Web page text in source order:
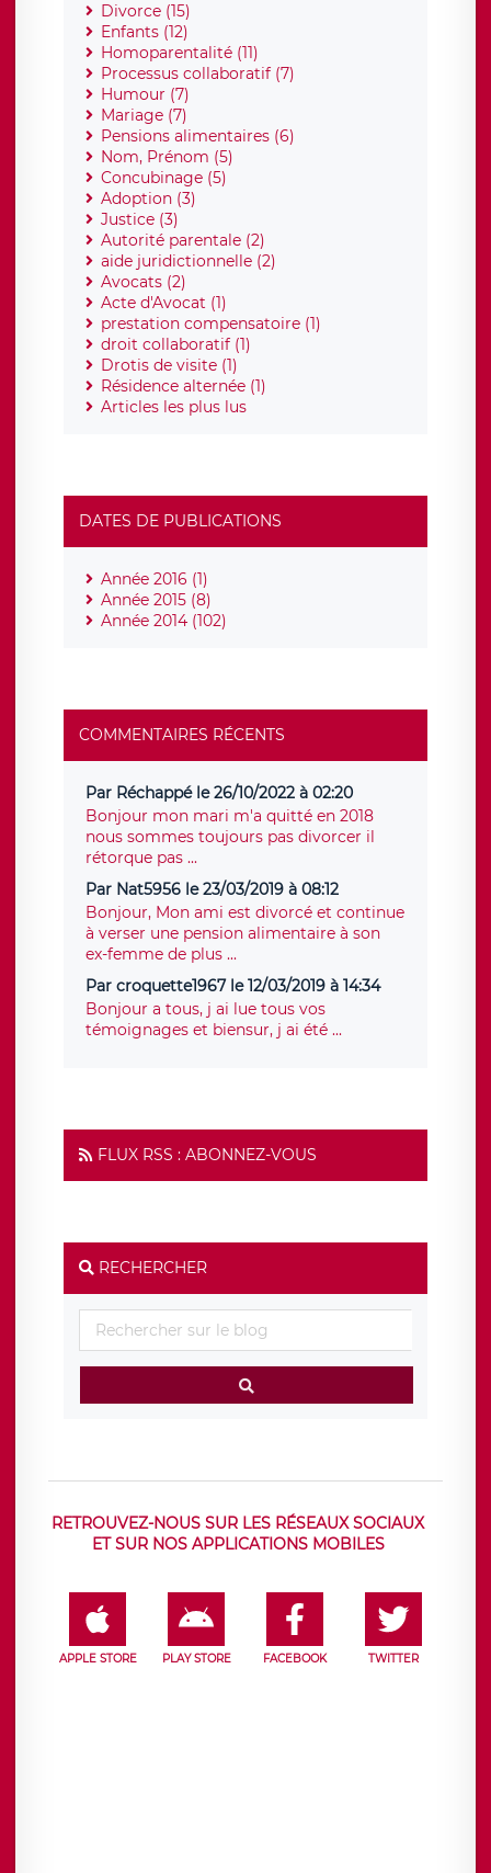
Divorce (15)
Enfants (12)
Homoparentalité (11)
Processus collaboratif (7)
Humour (7)
Mariage (7)
Pensions alimentaires (6)
Nom, Prénom (5)
Concubinage (5)
Adoption (3)
Justice (3)
Autorité parentale (2)
aide juridictionnelle (2)
Avocats (2)
Acte d'Avocat (1)
prestation compensatoire (1)
droit collaboratif (1)
Drotis de visite (1)
Résidence alternée (1)
Articles les plus lus
DATES DE PUBLICATIONS
Année 2016 (1)
Année 2015 (8)
Année 2014 (102)
COMMENTAIRES RÉCENTS
Par Réchappé le 26/10/2022 à 02:20
Bonjour mon mari m'a quitté en 2018
nous sommes toujours pas divorcer il
rétorque pas ...
Par Nat5956 le 23/03/2019 à 08:12
Bonjour, Mon ami est divorcé et continue
à verser une pension alimentaire à son
ex-femme de plus ...
Par croquette1967 le 12/03/2019 à 14:34
Bonjour a tous, j ai lue tous vos
témoignages et biensur, j ai été ...
FLUX RSS : ABONNEZ-VOUS
RECHERCHER
RETROUVEZ-NOUS SUR LES RÉSEAUX SOCIAUX
ET SUR NOS APPLICATIONS MOBILES
APPLE STORE PLAY STORE FACEBOOK TWITTER